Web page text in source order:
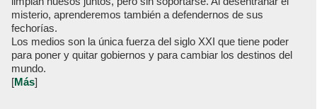
misterio, aprenderemos también a defendernos de sus
fechorías.
Los medios son la única fuerza del siglo XXI que tiene poder
para poner y quitar gobiernos y para cambiar los destinos del
mundo.
[Más]